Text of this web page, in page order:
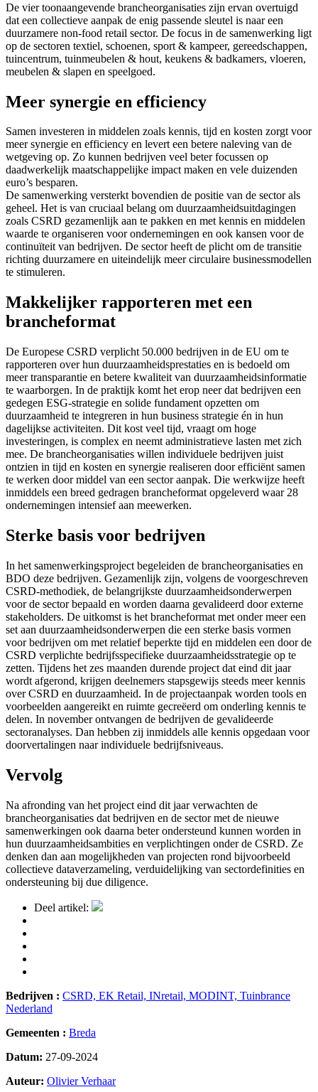
De vier toonaangevende brancheorganisaties zijn ervan overtuigd
dat een collectieve aanpak de enig passende sleutel is naar een
duurzamere non-food retail sector. De focus in de samenwerking ligt
op de sectoren textiel, schoenen, sport & kampeer, gereedschappen,
tuincentrum, tuinmeubelen & hout, keukens & badkamers, vloeren,
meubelen & slapen en speelgoed.
Meer synergie en efficiency
Samen investeren in middelen zoals kennis, tijd en kosten zorgt voor
meer synergie en efficiency en levert een betere naleving van de
wetgeving op. Zo kunnen bedrijven veel beter focussen op
daadwerkelijk maatschappelijke impact maken en vele duizenden
euro’s besparen.
De samenwerking versterkt bovendien de positie van de sector als
geheel. Het is van cruciaal belang om duurzaamheidsuitdagingen
zoals CSRD gezamenlijk aan te pakken en met kennis en middelen
waarde te organiseren voor ondernemingen en ook kansen voor de
continuïteit van bedrijven. De sector heeft de plicht om de transitie
richting duurzamere en uiteindelijk meer circulaire businessmodellen
te stimuleren.
Makkelijker rapporteren met een
brancheformat
De Europese CSRD verplicht 50.000 bedrijven in de EU om te
rapporteren over hun duurzaamheidsprestaties en is bedoeld om
meer transparantie en betere kwaliteit van duurzaamheidsinformatie
te waarborgen. In de praktijk komt het erop neer dat bedrijven een
gedegen ESG-strategie en solide fundament opzetten om
duurzaamheid te integreren in hun business strategie én in hun
dagelijkse activiteiten. Dit kost veel tijd, vraagt om hoge
investeringen, is complex en neemt administratieve lasten met zich
mee. De brancheorganisaties willen individuele bedrijven juist
ontzien in tijd en kosten en synergie realiseren door efficiënt samen
te werken door middel van een sector aanpak. Die werkwijze heeft
inmiddels een breed gedragen brancheformat opgeleverd waar 28
ondernemingen intensief aan meewerken.
Sterke basis voor bedrijven
In het samenwerkingsproject begeleiden de brancheorganisaties en
BDO deze bedrijven. Gezamenlijk zijn, volgens de voorgeschreven
CSRD-methodiek, de belangrijkste duurzaamheidsonderwerpen
voor de sector bepaald en worden daarna gevalideerd door externe
stakeholders. De uitkomst is het brancheformat met onder meer een
set aan duurzaamheidsonderwerpen die een sterke basis vormen
voor bedrijven om met relatief beperkte tijd en middelen een door de
CSRD verplichte bedrijfsspecifieke duurzaamheidsstrategie op te
zetten. Tijdens het zes maanden durende project dat eind dit jaar
wordt afgerond, krijgen deelnemers stapsgewijs steeds meer kennis
over CSRD en duurzaamheid. In de projectaanpak worden tools en
voorbeelden aangereikt en ruimte gecreëerd om onderling kennis te
delen. In november ontvangen de bedrijven de gevalideerde
sectoranalyses. Dan hebben zij inmiddels alle kennis opgedaan voor
doorvertalingen naar individuele bedrijfsniveaus.
Vervolg
Na afronding van het project eind dit jaar verwachten de
brancheorganisaties dat bedrijven en de sector met de nieuwe
samenwerkingen ook daarna beter ondersteund kunnen worden in
hun duurzaamheidsambities en verplichtingen onder de CSRD. Ze
denken dan aan mogelijkheden van projecten rond bijvoorbeeld
collectieve dataverzameling, verduidelijking van sectordefinities en
ondersteuning bij due diligence.
Deel artikel:
Bedrijven : CSRD, EK Retail, INretail, MODINT, Tuinbrance
Nederland
Gemeenten : Breda
Datum: 27-09-2024
Auteur: Olivier Verhaar